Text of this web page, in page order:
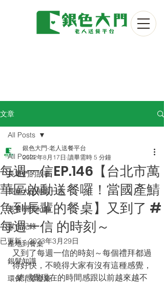
文章
All Posts
長輩們的故事
長輩大使每週一信
送餐關懷紀錄
媒合紀錄
產地到餐桌
銀髮知識
環保｜零廢棄
All Posts
每週一信EP.146【台北市萬
華區啟動送餐囉！當國產鯖
魚到長輩的餐桌】又到了 #
每週一信 的時刻～
銀色大門-老人送餐平台
2022年8月17日 讀畢需時 5 分鐘
已更新：2023年3月29日
又到了每週一信的時刻～每個禮拜都過
得好快，不曉得大家有沒有這種感覺，
總感覺現在的時間感跟以前越來越不